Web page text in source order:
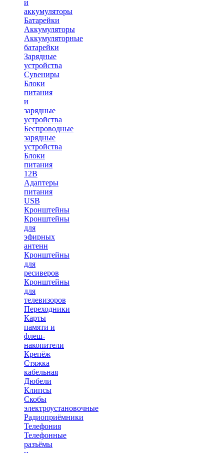
и
аккумуляторы
Батарейки
Аккумуляторы
Аккумуляторные
батарейки
Зарядные
устройства
Сувениры
Блоки
питания
и
зарядные
устройства
Беспроводные
зарядные
устройства
Блоки
питания
12В
Адаптеры
питания
USB
Кронштейны
Кронштейны
для
эфирных
антенн
Кронштейны
для
ресиверов
Кронштейны
для
телевизоров
Переходники
Карты
памяти и
флеш-
накопители
Крепёж
Стяжка
кабельная
Дюбели
Клипсы
Скобы
электроустановочные
Радиоприёмники
Телефония
Телефонные
разъёмы